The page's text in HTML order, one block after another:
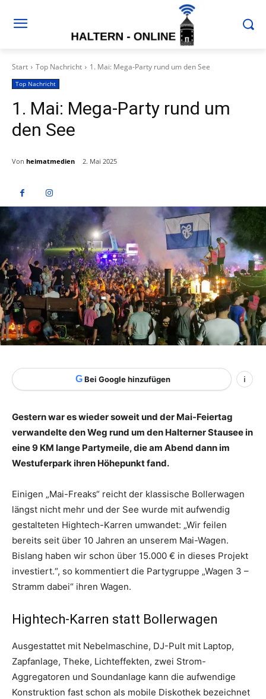
Start Top Nachricht 1. Mai: Mega-Party rund um den See
Top Nachricht
1. Mai: Mega-Party rund um
den See
Von heimatmedien 2. Mai 2025
G Bei Google hinzufügen i
Gestern war es wieder soweit und der Mai-Feiertag
verwandelte den Weg rund um den Halterner Stausee in
eine 9 KM lange Partymeile, die am Abend dann im
Westuferpark ihren Höhepunkt fand.
Einigen „Mai-Freaks“ reicht der klassische Bollerwagen
längst nicht mehr und der See wurde mit aufwendig
gestalteten Hightech-Karren umwandet: „Wir feilen
bereits seit über 10 Jahren an unserem Mai-Wagen.
Bislang haben wir schon über 15.000 € in dieses Projekt
investiert.“, so kommentiert die Partygruppe „Wagen 3 –
Stramm dabei“ ihren Wagen.
Hightech-Karren statt Bollerwagen
Ausgestattet mit Nebelmaschine, DJ-Pult mit Laptop,
Zapfanlage, Theke, Lichteffekten, zwei Strom-
Aggregatoren und Soundanlage kann die aufwendige
Konstruktion fast schon als mobile Diskothek bezeichnet